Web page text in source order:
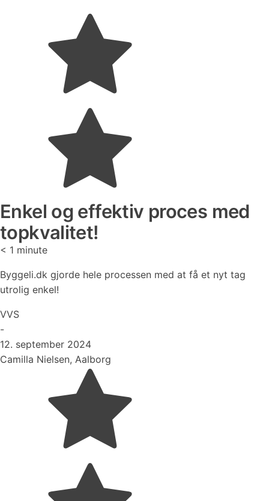
Enkel og effektiv proces med
topkvalitet!
< 1 minute
Byggeli.dk gjorde hele processen med at få et nyt tag
utrolig enkel!
VVS
-
12. september 2024
Camilla Nielsen, Aalborg